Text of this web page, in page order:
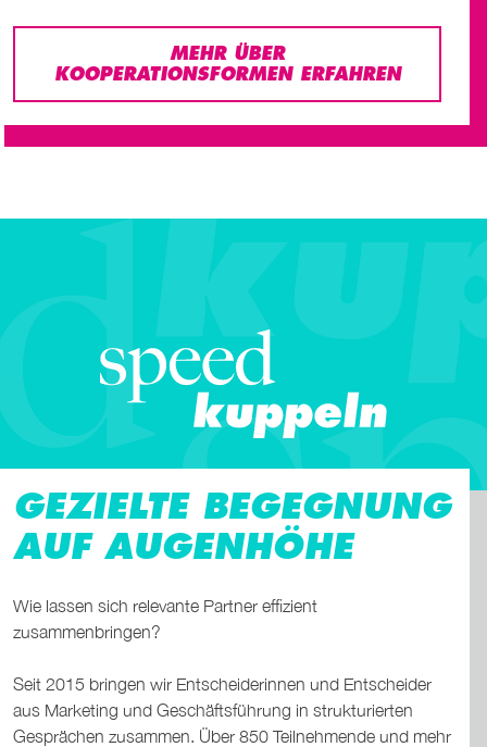
MEHR ÜBER
KOOPERATIONSFORMEN ERFAHREN
GEZIELTE BEGEGNUNG
AUF AUGENHÖHE
Wie lassen sich relevante Partner effizient
zusammenbringen?
Seit 2015 bringen wir Entscheiderinnen und Entscheider
aus Marketing und Geschäftsführung in strukturierten
Gesprächen zusammen. Über 850 Teilnehmende und mehr